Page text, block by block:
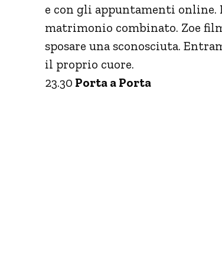
e con gli appuntamenti
matrimonio combinato. Zoe
sposare una sconosciuta.
il proprio cuore.
23.30 Porta a Porta